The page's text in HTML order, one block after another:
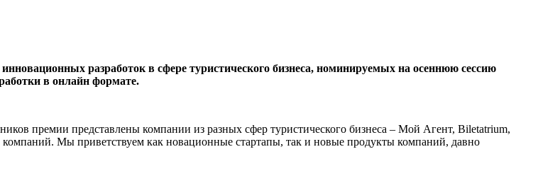
разработок в сфере туристического бизнеса, номинируемых на осеннюю сессию
в онлайн формате.
премии представлены компании из разных сфер туристического бизнеса – Мой Агент, Biletatrium,
Мы приветствуем как новационные стартапы, так и новые продукты компаний, давно